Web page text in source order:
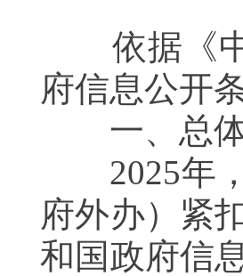
依据《中
府信息公开
一、总体
2025年，
府外办）紧
和国政府信